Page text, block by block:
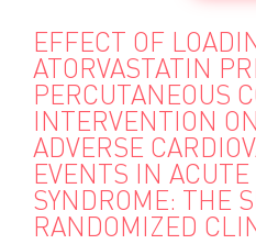
EFFECT OF
ATORVASTATIN
PERCUTANEOUS
INTERVENTION
ADVERSE
EVENTS IN ACUTE
SYNDROME: THE
RANDOMIZED